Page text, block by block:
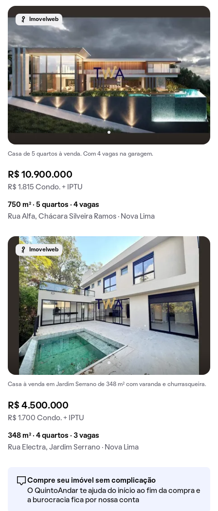
Imovelweb
Casa de 5 quartos à venda. Com 4 vagas na garagem.
R$ 10.900.000
R$ 1.815 Condo. + IPTU
750 m² · 5 quartos · 4 vagas
Rua Alfa, Chácara Silveira Ramos · Nova Lima
Imovelweb
Casa à venda em Jardim Serrano de 348 m² com varanda e churrasqueira.
R$ 4.500.000
R$ 1.700 Condo. + IPTU
348 m² · 4 quartos · 3 vagas
Rua Electra, Jardim Serrano · Nova Lima
Compre seu imóvel sem complicação
O QuintoAndar te ajuda do início ao fim da compra e
a burocracia fica por nossa conta